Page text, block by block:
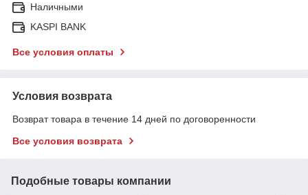
Наличными
KASPI BANK
Все условия оплаты
Условия возврата
Возврат товара в течение 14 дней по договоренности
Все условия возврата
Подобные товары компании